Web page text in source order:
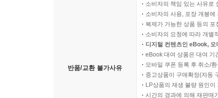
반품/교환 불가사유
소비자의 책임 있는 사유로
소비자의 사용, 포장 개봉
복제가 가능한 상품 등의
소비자의 요청에 따라 개별
디지털 컨텐츠인 eBook,
eBook 대여 상품은 대여 기
모바일 쿠폰 등록 후 취소/
중고상품이 구매확정(자동
LP상품의 재생 불량 원인
시간의 경과에 의해 재판매